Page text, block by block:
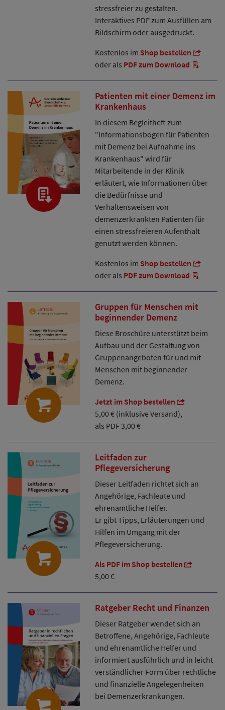
stressfreier zu gestalten.
Interaktives PDF zum Ausfüllen am
Bildschirm oder ausgedruckt.
Kostenlos im Shop bestellen
oder als PDF zum Download
Patienten mit einer Demenz im
Krankenhaus
In diesem Begleitheft zum
"Informationsbogen für Patienten
mit Demenz bei Aufnahme ins
Krankenhaus" wird für
Mitarbeitende in der Klinik
erläutert, wie Informationen über
die Bedürfnisse und
Verhaltensweisen von
demenzerkrankten Patienten für
einen stressfreieren Aufenthalt
genutzt werden können.
Kostenlos im Shop bestellen
oder als PDF zum Download
Gruppen für Menschen mit
beginnender Demenz
Diese Broschüre unterstützt beim
Aufbau und der Gestaltung von
Gruppenangeboten für und mit
Menschen mit beginnender
Demenz.
Jetzt im Shop bestellen
5,00 € (inklusive Versand),
als PDF 3,00 €
Leitfaden zur
Pflegeversicherung
Dieser Leitfaden richtet sich an
Angehörige, Fachleute und
ehrenamtliche Helfer.
Er gibt Tipps, Erläuterungen und
Hilfen im Umgang mit der
Pflegeversicherung.
Als PDF im Shop bestellen
5,00 €
Ratgeber Recht und Finanzen
Dieser Ratgeber wendet sich an
Betroffene, Angehörige, Fachleute
und ehrenamtliche Helfer und
informiert ausführlich und in leicht
verständlicher Form über rechtliche
und finanzielle Angelegenheiten
bei Demenzerkrankungen.